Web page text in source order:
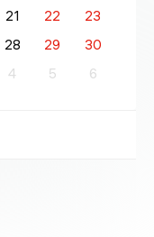
21 22
23
28 29
30
4 5 6